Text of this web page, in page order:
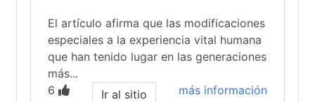
El artículo afirma que las modificaciones
especiales a la experiencia vital humana
que han tenido lugar en las generaciones
más...
6
más información
Ir al sitio